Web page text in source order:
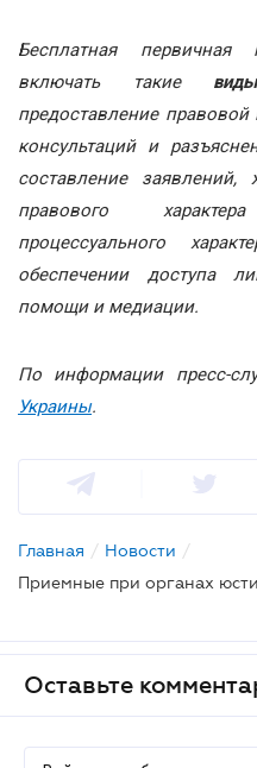
Бесплатная
включать такие
предоставление
консультаций и
составление
правового
процессуального
обеспечении доступа
помощи и медиации.
По информации пресс-
Украины.
Главная / Новости /
Оставьте